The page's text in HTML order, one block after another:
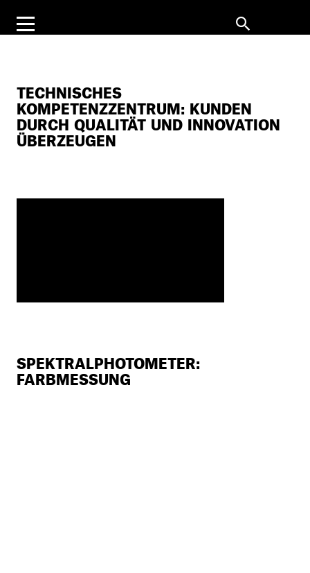
TECHNISCHES
KOMPETENZZENTRUM: KUNDEN
DURCH QUALITÄT UND INNOVATION
ÜBERZEUGEN
SPEKTRALPHOTOMETER:
FARBMESSUNG